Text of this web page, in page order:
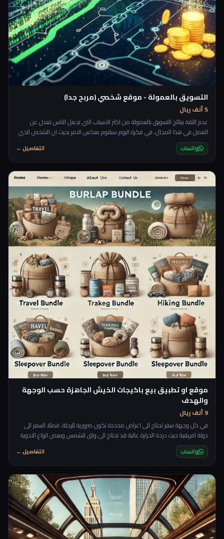
التسويق بالعمولة - موقع شخصي (مربح جدا)
5 ألف ريال
عدم الثقة بنتائج التسويق بالعمولة من اكثر الاسباب التي تجعل الناس تعدل عن
العمل في هذا المجال، في فكرة اليوم سنقوم بعكس الامر بحيث ان الشخص الذي
يقوم بالتسويق بالعمولة يكون هو المتحكم في النظام حيث من خلال موقع تحدث
الحركة والزيارات والاحصائيات، سنقوم بعمل موقع شخصي بامكانك من خلاله
التعاقد مع الشركات وتزويدهم بالزيارات والمبيعات من خلال موقعك بحيث تقوم
بانشاء ملف او صفحة خاصة لكل شركة تتعامل معها
واتساب التفاصيل ←
موقع او تطبيق بيع باكيجات الخيش الجاهزة حسب الوجهة
والهدف
9 ألف ريال
في كل وجهة سفر تحتاج الى اغراض محددة تكون ضرورية للرحلة، فمثلا السفر الى
دولة افريقية حيث درجة الحرارة عالية قد تحتاج الى واق للشمس وبعض انواع الادوية
واغراض مخصصة لهذه الرحلة على العكس اذا سافرت الى روسيا مثلا فانك تحتاج
باكيج مختلف. rnrnفكرة هذا المشروع قائمة على تجهيز باكيجات تعتمد على
الوجهة، مدة الرحلة، مكان الرحلة والاقامة وبيعها للاشخاص المهتمين، ستحتوي
الباكيج على ما يحتاجه المسافر من كل ا
واتساب التفاصيل ←